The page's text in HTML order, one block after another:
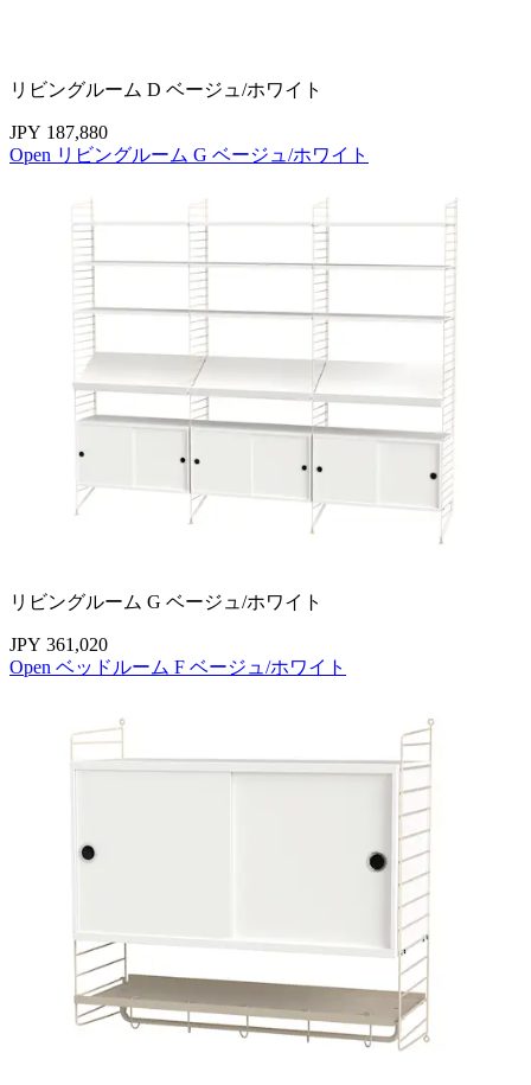
リビングルーム D ベージュ/ホワイト
JPY 187,880
Open リビングルーム G ベージュ/ホワイト
リビングルーム G ベージュ/ホワイト
JPY 361,020
Open ベッドルーム F ベージュ/ホワイト